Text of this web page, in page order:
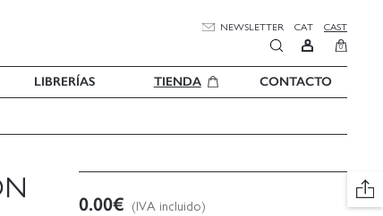
NEWSLETTER CAT CAST
0
LIBRERÍAS TIENDA CONTACTO
0.00€ (IVA incluido)